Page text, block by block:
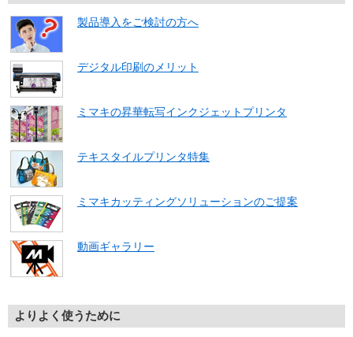
製品導入をご検討の方へ
デジタル印刷のメリット
ミマキの昇華転写インクジェットプリンタ
テキスタイルプリンタ特集
ミマキカッティングソリューションのご提案
動画ギャラリー
よりよく使うために